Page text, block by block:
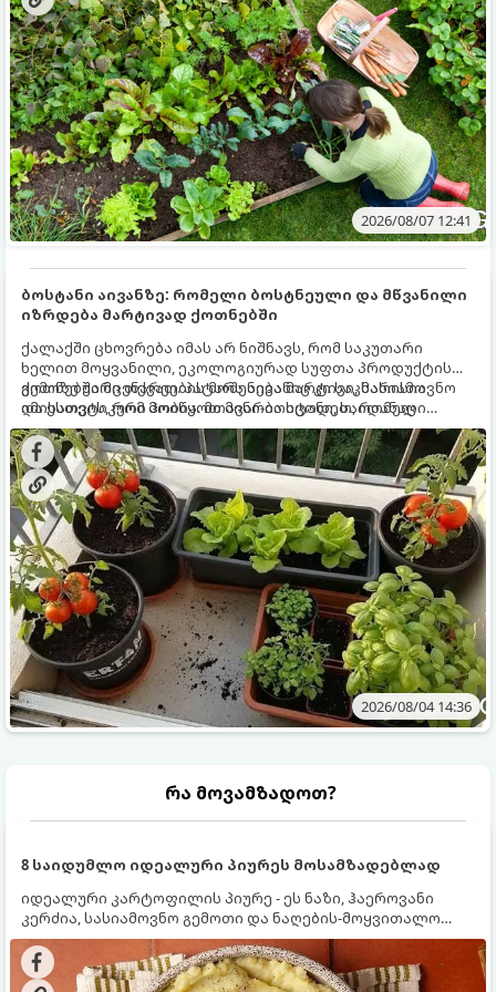
მნიშვნელოვანი საქმის გაკეთება უნდა მოასწროთ:
2026/08/07 12:41
ბოსტანი აივანზე: რომელი ბოსტნეული და მწვანილი
იზრდება მარტივად ქოთნებში
ქალაქში ცხოვრება იმას არ ნიშნავს, რომ საკუთარი
ხელით მოყვანილი, ეკოლოგიურად სუფთა პროდუქტის
გემოზე უარი თქვათ. პატარა აივანიც კი საკმარისია
იმისათვის, რომ მოიწყოთ მინი-ბოსტანი, საიდანაც
ყოველდღიურად ახალ, არომატულ მწვანილსა და
ბოსტნეულს მოკრეფთ.
ქოთნებში მცენარეების მოშენება მარტივი, სასიამოვნო
და ესთეტიკური ჰობია. მთავარია იცოდეთ, რომელი
კულტურები ეგუებიან ქოთნის პირობებს ყველაზე კარგად
და როგორ მოუაროთ მათ სწორად.
2026/08/04 14:36
რა მოვამზადოთ?
8 საიდუმლო იდეალური პიურეს მოსამზადებლად
იდეალური კარტოფილის პიურე - ეს ნაზი, ჰაეროვანი
კერძია, სასიამოვნო გემოთი და ნაღების-მოყვითალო
ფერით. მისი მომზადება ძალიან მარტივია, მაგრამ
არსებობს რამდენიმე საიდუმლო, რომლებიც უნდა
იცოდეთ, რომ პიურე იდეალურად გემრიელი გამოვიდეს.